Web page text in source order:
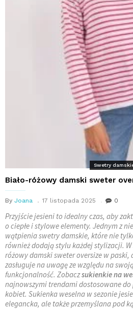
Swetry
Biało-różowy damski sweter
By Joana 17 listopada 2025 0
Przyjście jesieni to idealny czas, aby
o ciepłe i stylowe elementy. Jednym z
wątpienia swetry damskie, które nie
również dodają stylu każdej stylizacji.
różowy damski sweter oversize w paski,
zasługuje na uwagę ze względu na
funkcjonalność. Zobaczsukienkie na
najnowszymi trendami dostosowane do
kobiet. Sukienka weselna w sezonie
elegancka, ale także przemyślana pod